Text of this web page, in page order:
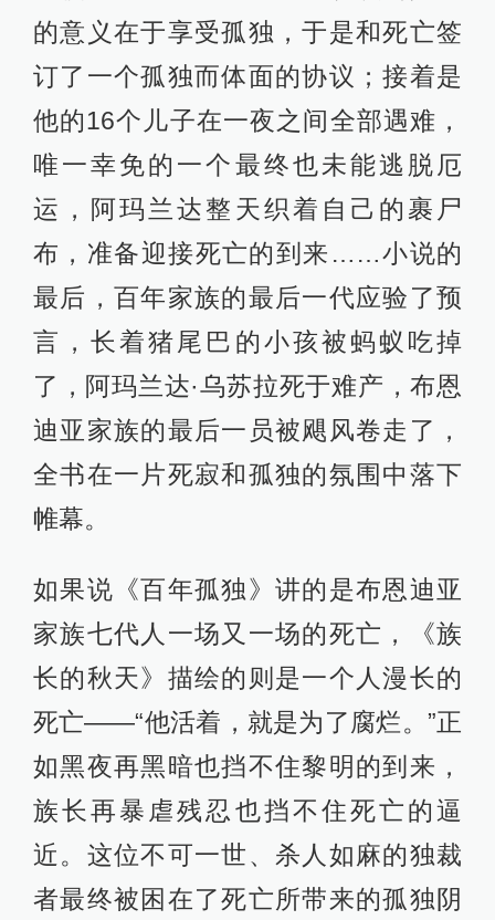
的意义在于享受孤独，于是和死亡签
订了一个孤独而体面的协议；接着是
他的16个儿子在一夜之间全部遇难，
唯一幸免的一个最终也未能逃脱厄
运，阿玛兰达整天织着自己的裹尸
布，准备迎接死亡的到来……小说的
最后，百年家族的最后一代应验了预
言，长着猪尾巴的小孩被蚂蚁吃掉
了，阿玛兰达·乌苏拉死于难产，布恩
迪亚家族的最后一员被飓风卷走了，
全书在一片死寂和孤独的氛围中落下
帷幕。
如果说《百年孤独》讲的是布恩迪亚
家族七代人一场又一场的死亡，《族
长的秋天》描绘的则是一个人漫长的
死亡——“他活着，就是为了腐烂。”正
如黑夜再黑暗也挡不住黎明的到来，
族长再暴虐残忍也挡不住死亡的逼
近。这位不可一世、杀人如麻的独裁
者最终被困在了死亡所带来的孤独阴